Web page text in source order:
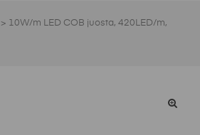
> 10W/m LED COB juosta, 420LED/m,